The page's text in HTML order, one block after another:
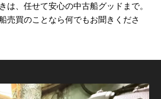
は、任せて安心の中古船グッドまで。
売買のことなら何でもお聞きくださ